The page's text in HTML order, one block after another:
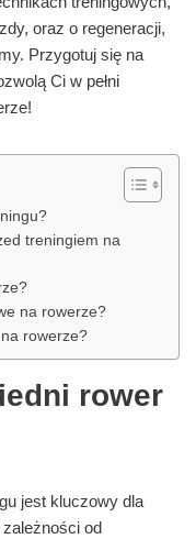
oraz o regeneracji,
Przygotuj się na
Ci w pełni
treningiem na
na rowerze?
rowerze?
rower
jest kluczowy dla
od